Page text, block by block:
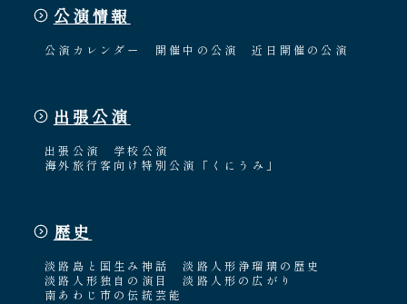
公演情報
公演カレンダー 開催中の公演 近日開催の公演
出張公演
出張公演
学校公演
海外旅行客向け特別公演「くにうみ」
歴史
淡路島と国生み神話
淡路人形浄瑠璃の歴史
淡路人形独自の演目
淡路人形の広がり
南あわじ市の伝統芸能